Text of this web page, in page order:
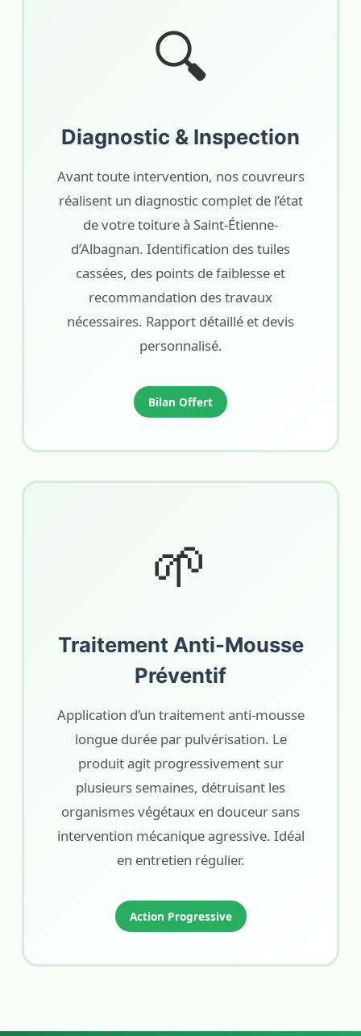
🔍
Diagnostic & Inspection
Avant toute intervention, nos couvreurs
réalisent un diagnostic complet de l’état
de votre toiture à Saint-Étienne-
d’Albagnan. Identification des tuiles
cassées, des points de faiblesse et
recommandation des travaux
nécessaires. Rapport détaillé et devis
personnalisé.
Bilan Offert
🌱
Traitement Anti-Mousse
Préventif
Application d’un traitement anti-mousse
longue durée par pulvérisation. Le
produit agit progressivement sur
plusieurs semaines, détruisant les
organismes végétaux en douceur sans
intervention mécanique agressive. Idéal
en entretien régulier.
Action Progressive